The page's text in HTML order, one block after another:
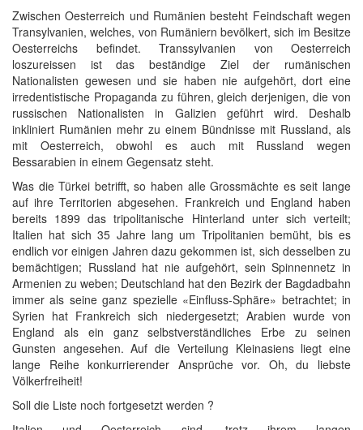
Zwischen Oesterreich und Rumänien besteht Feindschaft wegen
Transylvanien, welches, von Rumäniern bevölkert, sich im Besitze
Oesterreichs befindet. Transsylvanien von Oesterreich
loszureissen ist das beständige Ziel der rumänischen
Nationalisten gewesen und sie haben nie aufgehört, dort eine
irredentistische Propaganda zu führen, gleich derjenigen, die von
russischen Nationalisten in Galizien geführt wird. Deshalb
inkliniert Rumänien mehr zu einem Bündnisse mit Russland, als
mit Oesterreich, obwohl es auch mit Russland wegen
Bessarabien in einem Gegensatz steht.
Was die Türkei betrifft, so haben alle Grossmächte es seit lange
auf ihre Territorien abgesehen. Frankreich und England haben
bereits 1899 das tripolitanische Hinterland unter sich verteilt;
Italien hat sich 35 Jahre lang um Tripolitanien bemüht, bis es
endlich vor einigen Jahren dazu gekommen ist, sich desselben zu
bemächtigen; Russland hat nie aufgehört, sein Spinnennetz in
Armenien zu weben; Deutschland hat den Bezirk der Bagdadbahn
immer als seine ganz spezielle «Einfluss-Sphäre» betrachtet; in
Syrien hat Frankreich sich niedergesetzt; Arabien wurde von
England als ein ganz selbstverständliches Erbe zu seinen
Gunsten angesehen. Auf die Verteilung Kleinasiens liegt eine
lange Reihe konkurrierender Ansprüche vor. Oh, du liebste
Völkerfreiheit!
Soll die Liste noch fortgesetzt werden ?